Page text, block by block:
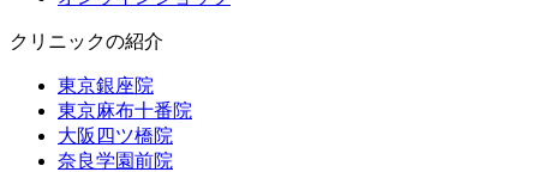
クリニックの紹介
東京銀座院
東京麻布十番院
大阪四ツ橋院
奈良学園前院